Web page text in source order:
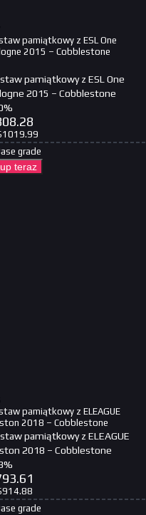
pamiątkowy z ESL One
2015 – Cobblestone
pamiątkowy z ESL One
2015 – Cobblestone
%
1019.99
grade
teraz
pamiątkowy z ELEAGUE
2018 – Cobblestone
pamiątkowy z ELEAGUE
2018 – Cobblestone
%
914.88
grade